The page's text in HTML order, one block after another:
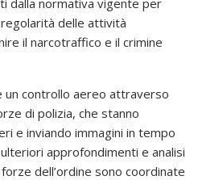
delle attività
il narcotraffico e il crimine
un controllo aereo attraverso
di polizia, che stanno
e inviando immagini in tempo
approfondimenti e analisi
dell’ordine sono coordinate